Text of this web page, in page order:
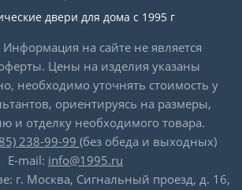
двери для дома с 1995 г
на сайте не является
Цены на изделия указаны
необходимо уточнять стоимость у
ориентируясь на размеры,
и отделку необходимого товара.
238-99-99 (без обеда и выходных)
E-mail: info@1995.ru
г. Москва, Сигнальный проезд, д. 16,